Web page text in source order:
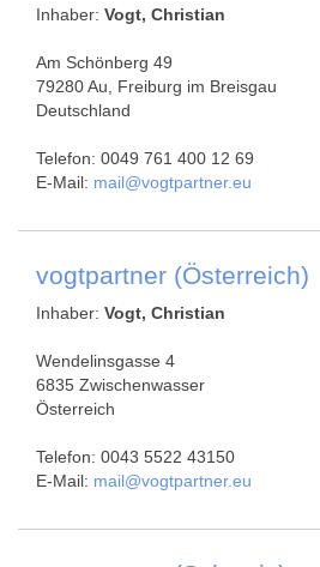
Inhaber: Vogt, Christian
Am Schönberg 49
79280 Au, Freiburg im Breisgau
Deutschland
Telefon: 0049 761 400 12 69
E-Mail: mail@vogtpartner.eu
vogtpartner (Österreich)
Inhaber: Vogt, Christian
Wendelinsgasse 4
6835 Zwischenwasser
Österreich
Telefon: 0043 5522 43150
E-Mail: mail@vogtpartner.eu